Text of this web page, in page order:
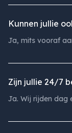
Kunnen jullie
Ja, mits vooraf
Zijn jullie 24/7
Ja. Wij rijden dag